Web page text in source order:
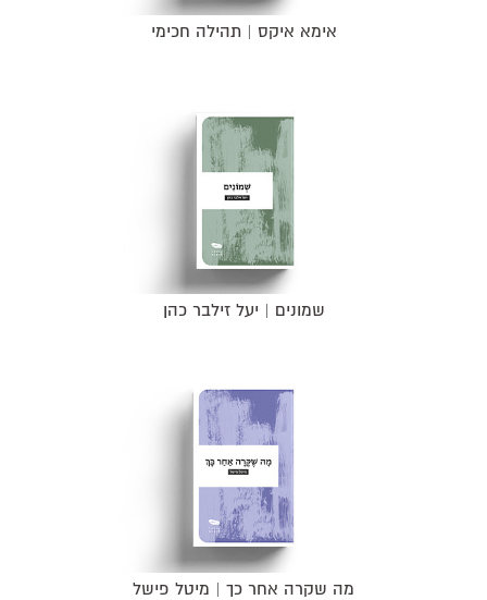
אימא איקס | תהילה חכימי
שמונים | יעל זילבר כהן
מה שקרה אחר כך | מיטל פישל